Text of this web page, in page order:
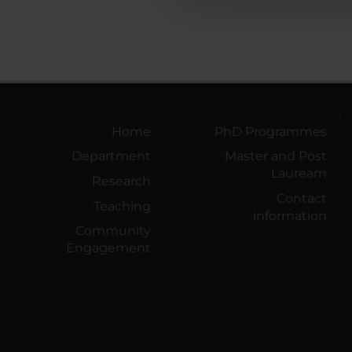
Home
Department
Research
Teaching
Community
Engagement
PhD Programmes
Master and Post
Lauream
Contact
information